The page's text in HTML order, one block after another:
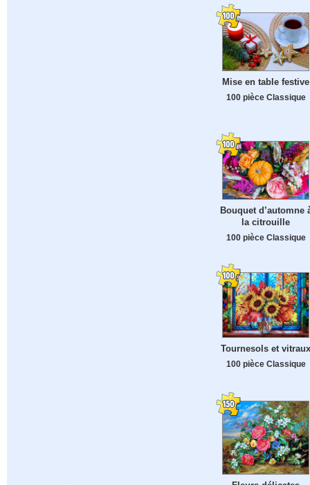
Mise en table festive
100 pièce Classique
Bouquet d’automne
la citrouille
100 pièce Classique
Tournesols et vitraux
100 pièce Classique